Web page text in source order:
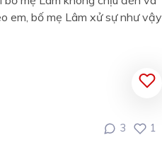
em, bố mẹ Lâm xử sự như vậy
3 1